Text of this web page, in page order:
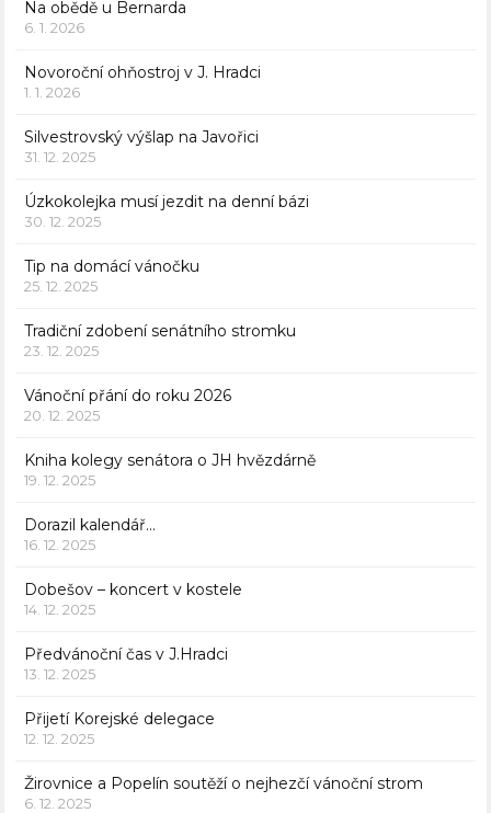
Na obědě u Bernarda
6. 1. 2026
Novoroční ohňostroj v J. Hradci
1. 1. 2026
Silvestrovský výšlap na Javořici
31. 12. 2025
Úzkokolejka musí jezdit na denní bázi
30. 12. 2025
Tip na domácí vánočku
25. 12. 2025
Tradiční zdobení senátního stromku
23. 12. 2025
Vánoční přání do roku 2026
20. 12. 2025
Kniha kolegy senátora o JH hvězdárně
19. 12. 2025
Dorazil kalendář…
16. 12. 2025
Dobešov – koncert v kostele
14. 12. 2025
Předvánoční čas v J.Hradci
13. 12. 2025
Přijetí Korejské delegace
12. 12. 2025
Žirovnice a Popelín soutěží o nejhezčí vánoční strom
6. 12. 2025